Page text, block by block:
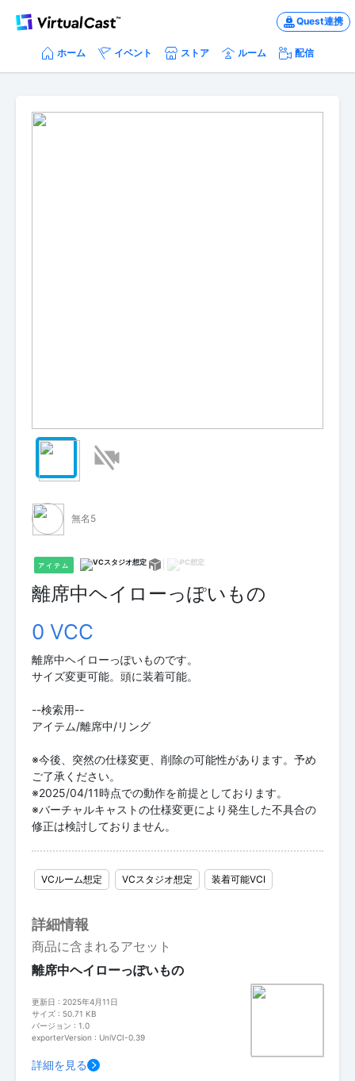
Quest連携
ホーム イベント ストア ルーム 配信
無名5
アイテム
離席中ヘイローっぽいもの
0 VCC
離席中ヘイローっぽいものです。
サイズ変更可能。頭に装着可能。
--検索用--
アイテム/離席中/リング
※今後、突然の仕様変更、削除の可能性があります。予め
ご了承ください。
※2025/04/11時点での動作を前提としております。
※バーチャルキャストの仕様変更により発生した不具合の
修正は検討しておりません。
VCルーム想定 VCスタジオ想定 装着可能VCI
詳細情報
商品に含まれるアセット
離席中ヘイローっぽいもの
更新日 : 2025年4月11日
サイズ : 50.71 KB
バージョン : 1.0
exporterVersion : UniVCI-0.39
詳細を見る